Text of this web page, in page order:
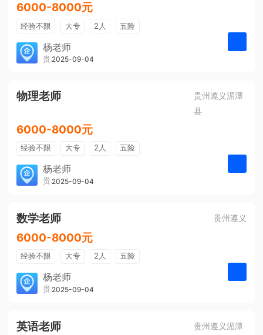
6000-8000元
经验不限 大专 2人
五险
带薪年假
年终奖
免费培训
包住宿
杨老师
贵州大美前程文化发展有限公司
2025-09-04
物理老师
贵州遵义湄潭
县
6000-8000元
经验不限 大专 2人
五险
带薪年假
年终奖
免费培训
包住宿
杨老师
贵州大美前程文化发展有限公司
2025-09-04
数学老师 贵州遵义
6000-8000元
经验不限 大专 2人
五险
带薪年假
年终奖
免费培训
包住宿
杨老师
贵州大美前程文化发展有限公司
2025-09-04
英语老师
贵州遵义湄潭